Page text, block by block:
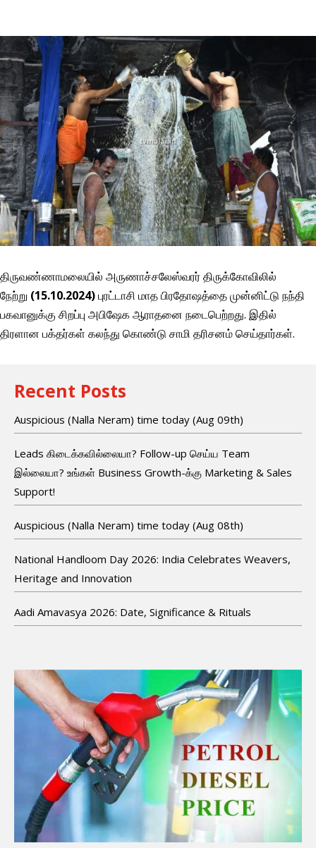
திருவண்ணாமலையில் அருணாச்சலேஸ்வரர் திருக்கோவிலில்
நேற்று (15.10.2024)புரட்டாசி மாத பிரதோஷத்தை முன்னிட்டு நந்தி
பகவானுக்கு சிறப்பு அபிஷேக ஆராதனை நடைபெற்றது. இதில்
திரளான பக்தர்கள் கலந்து கொண்டு சாமி தரிசனம் செய்தார்கள்.
Recent Posts
Auspicious (Nalla Neram) time today (Aug 09th)
Leads கிடைக்கவில்லையா? Follow-up செய்ய Team
இல்லையா? உங்கள் Business Growth-க்கு Marketing & Sales
Support!
Auspicious (Nalla Neram) time today (Aug 08th)
National Handloom Day 2026: India Celebrates Weavers,
Heritage and Innovation
Aadi Amavasya 2026: Date, Significance & Rituals